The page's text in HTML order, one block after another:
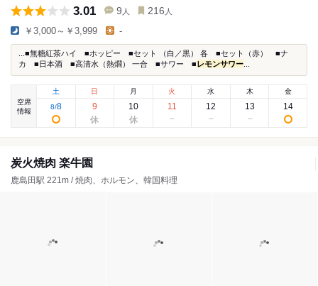
3.01 9 人 216 人
￥3,000～￥3,999 -
...■無糖紅茶ハイ ■ホッピー ■セット （白／黒） 各 ■セット（赤） ■ナ
カ ■日本酒 ■高清水（熱燗） 一合 ■サワー ■ レモンサワー
空席
情報
土
8/8
日
9
月
10
火
11
水
12
木
13
金
14
炭火焼肉 楽牛園
鹿島田駅 221m / 焼肉、ホルモン、韓国料理